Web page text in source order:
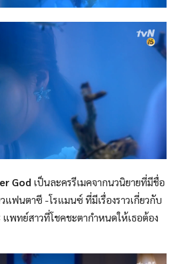
God เป็นละครรีเมคจากนวนิยายที่มีชื่อ
แฟนตาซี -โรแมนซ์ ที่มีเรื่องราวเกี่ยวกับ
แพทย์สาวที่โชคชะตากำหนดให้เธอต้อง